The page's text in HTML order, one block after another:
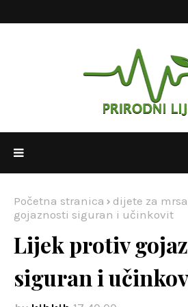
Početna stranica dijete za
gojaznosti siguran i učinkovit
Lijek protiv
siguran i